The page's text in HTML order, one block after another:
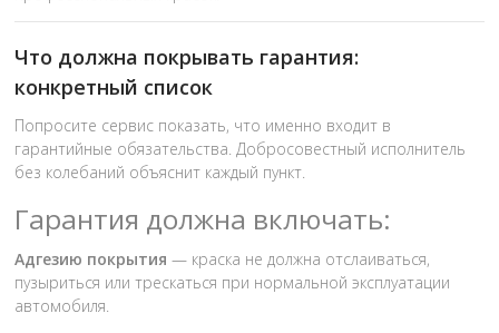
Что должна покрывать гарантия:
конкретный список
Попросите сервис показать, что именно входит в
гарантийные обязательства. Добросовестный исполнитель
без колебаний объяснит каждый пункт.
Гарантия должна включать:
Адгезию покрытия — краска не должна отслаиваться,
пузыриться или трескаться при нормальной эксплуатации
автомобиля.